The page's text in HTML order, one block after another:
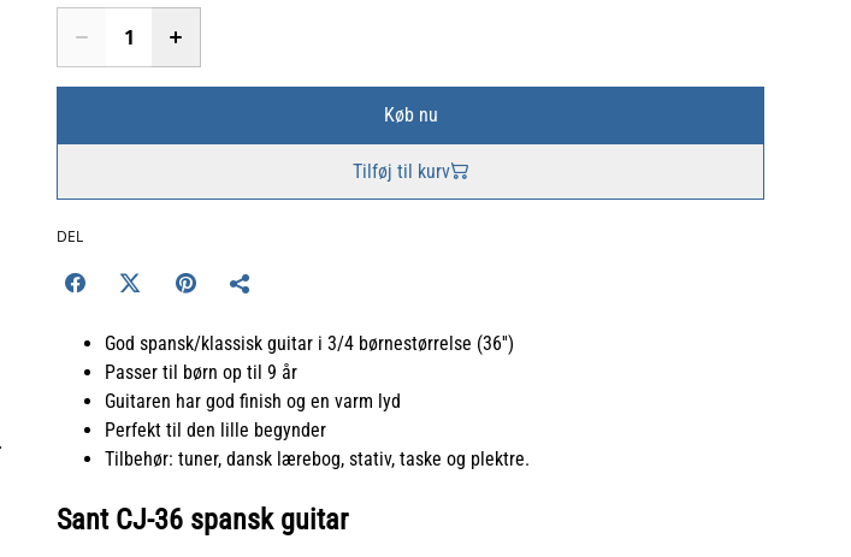
Køb nu
Tilføj til kurv
DEL
God spansk/klassisk guitar i 3/4 børnestørrelse (36'')
Passer til børn op til 9 år
Guitaren har god finish og en varm lyd
Perfekt til den lille begynder
Tilbehør: tuner, dansk lærebog, stativ, taske og plektre.
Sant CJ-36 spansk guitar